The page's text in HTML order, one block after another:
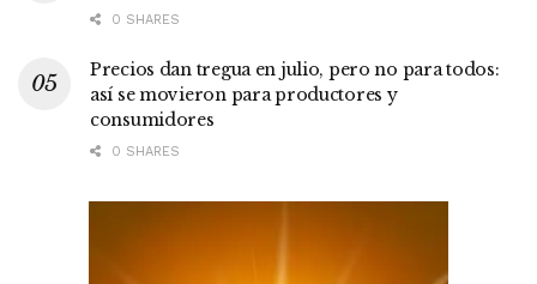
0 SHARES
Precios dan tregua en julio, pero no para todos:
así se movieron para productores y
consumidores
0 SHARES